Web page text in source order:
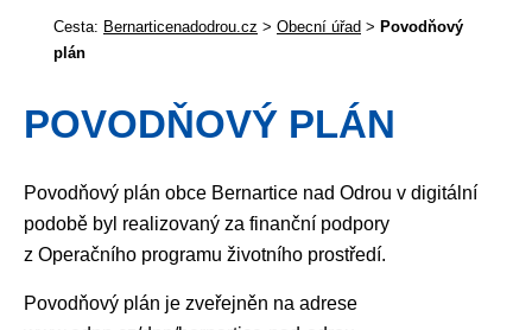
Cesta: Bernarticenadodrou.cz > Obecní úřad > Povodňový
plán
POVODŇOVÝ PLÁN
Povodňový plán obce Bernartice nad Odrou v digitální
podobě byl realizovaný za finanční podpory
z Operačního programu životního prostředí.
Povodňový plán je zveřejněn na adrese